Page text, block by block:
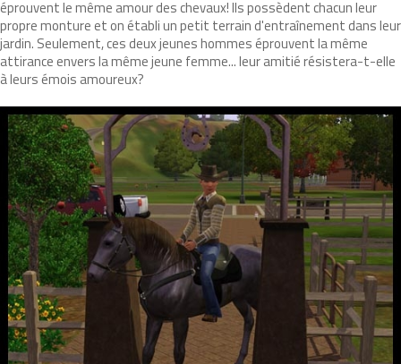
éprouvent le même amour des chevaux! Ils possèdent chacun leur
propre monture et on établi un petit terrain d'entraînement dans leur
jardin. Seulement, ces deux jeunes hommes éprouvent la même
attirance envers la même jeune femme... leur amitié résistera-t-elle
à leurs émois amoureux?